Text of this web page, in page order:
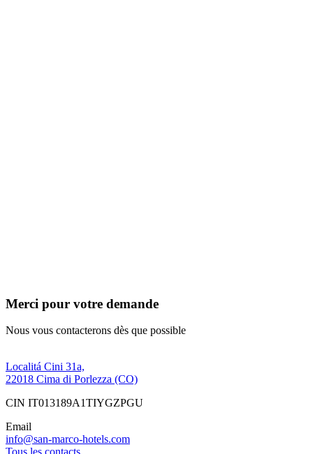
Merci pour votre demande
Nous vous contacterons dès que possible
Localitá Cini 31a,
22018 Cima di Porlezza (CO)
CIN IT013189A1TIYGZPGU
Email
info@san-marco-hotels.com